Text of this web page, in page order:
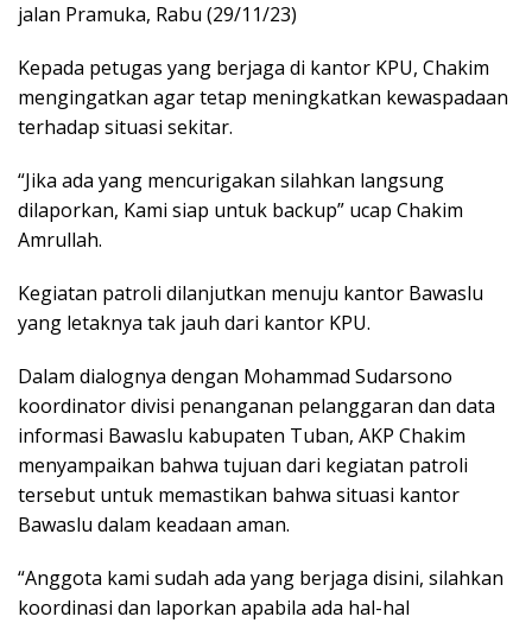
jalan Pramuka, Rabu (29/11/23)
Kepada petugas yang berjaga di kantor KPU, Chakim
mengingatkan agar tetap meningkatkan kewaspadaan
terhadap situasi sekitar.
“Jika ada yang mencurigakan silahkan langsung
dilaporkan, Kami siap untuk backup” ucap Chakim
Amrullah.
Kegiatan patroli dilanjutkan menuju kantor Bawaslu
yang letaknya tak jauh dari kantor KPU.
Dalam dialognya dengan Mohammad Sudarsono
koordinator divisi penanganan pelanggaran dan data
informasi Bawaslu kabupaten Tuban, AKP Chakim
menyampaikan bahwa tujuan dari kegiatan patroli
tersebut untuk memastikan bahwa situasi kantor
Bawaslu dalam keadaan aman.
“Anggota kami sudah ada yang berjaga disini, silahkan
koordinasi dan laporkan apabila ada hal-hal